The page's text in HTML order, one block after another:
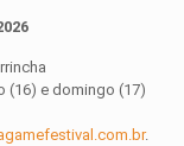
(16) e domingo (17)
.